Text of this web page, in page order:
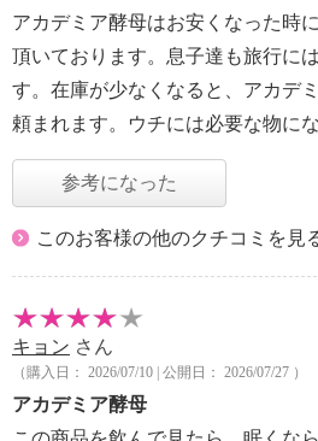
アカデミア酵母はお安くなった時
頂いております。息子達も旅行に
す。在庫が少なくなると、アカデ
頼まれます。ウチには必要な物に
参考になった
このお客様の他のクチコミを見
キョン さん
（購入日： 2026/07/10 | 公開日： 2026/07/27 ）
アカデミア酵母